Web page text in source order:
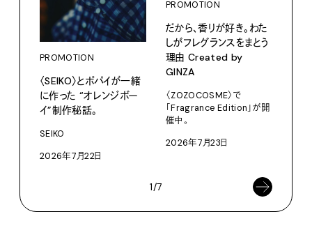
PROMOTION
〈SEIKO〉とポパイが一緒
に作った “オレンジボー
イ”制作秘話。
SEIKO
2026年7月22日
PROMOTION
だから、香りが好き。わた
しがフレグランスをまとう
理由 Created by
GINZA
〈ZOZOCOSME〉で
「Fragrance Edition」が開
催中。
2026年7月23日
1/7